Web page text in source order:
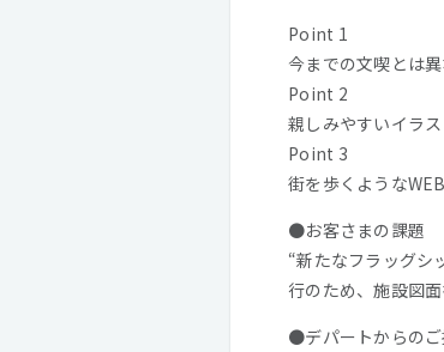
Point 1
今までの文喫とは
Point 2
親しみやすいイラ
Point 3
街を歩くような
●お客さまの課題
“新たなフラッグシ
行のため、施設図
●デパートからの